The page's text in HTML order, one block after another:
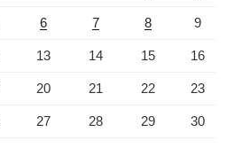
6 7 8 9
13 14 15 16
20 21 22 23
27 28 29 30